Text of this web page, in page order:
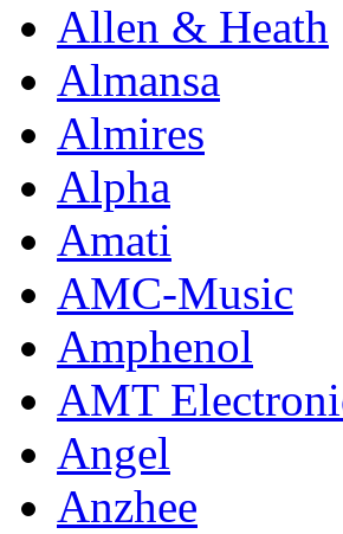
Allen & Heath
Almansa
Almires
Alpha
Amati
AMC-Music
Amphenol
AMT
Angel
Anzhee